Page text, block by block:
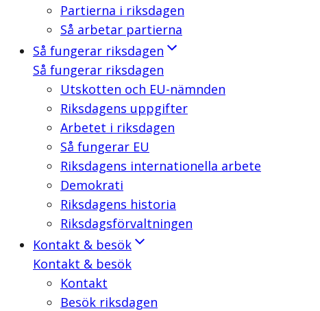
Partierna i riksdagen
Så arbetar partierna
Så fungerar riksdagen
Så fungerar riksdagen
Utskotten och EU-nämnden
Riksdagens uppgifter
Arbetet i riksdagen
Så fungerar EU
Riksdagens internationella arbete
Demokrati
Riksdagens historia
Riksdagsförvaltningen
Kontakt & besök
Kontakt & besök
Kontakt
Besök riksdagen